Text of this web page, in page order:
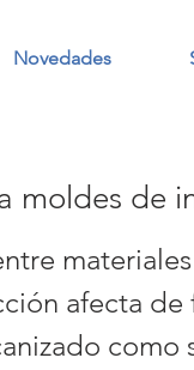
Novedades
moldes de
afecta